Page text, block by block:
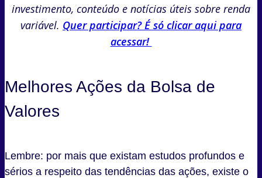
investimento, conteúdo e notícias úteis sobre renda
variável. Quer participar? É só clicar aqui para
acessar!
Melhores Ações da Bolsa de
Valores
Lembre: por mais que existam estudos profundos e
sérios a respeito das tendências das ações, existe o